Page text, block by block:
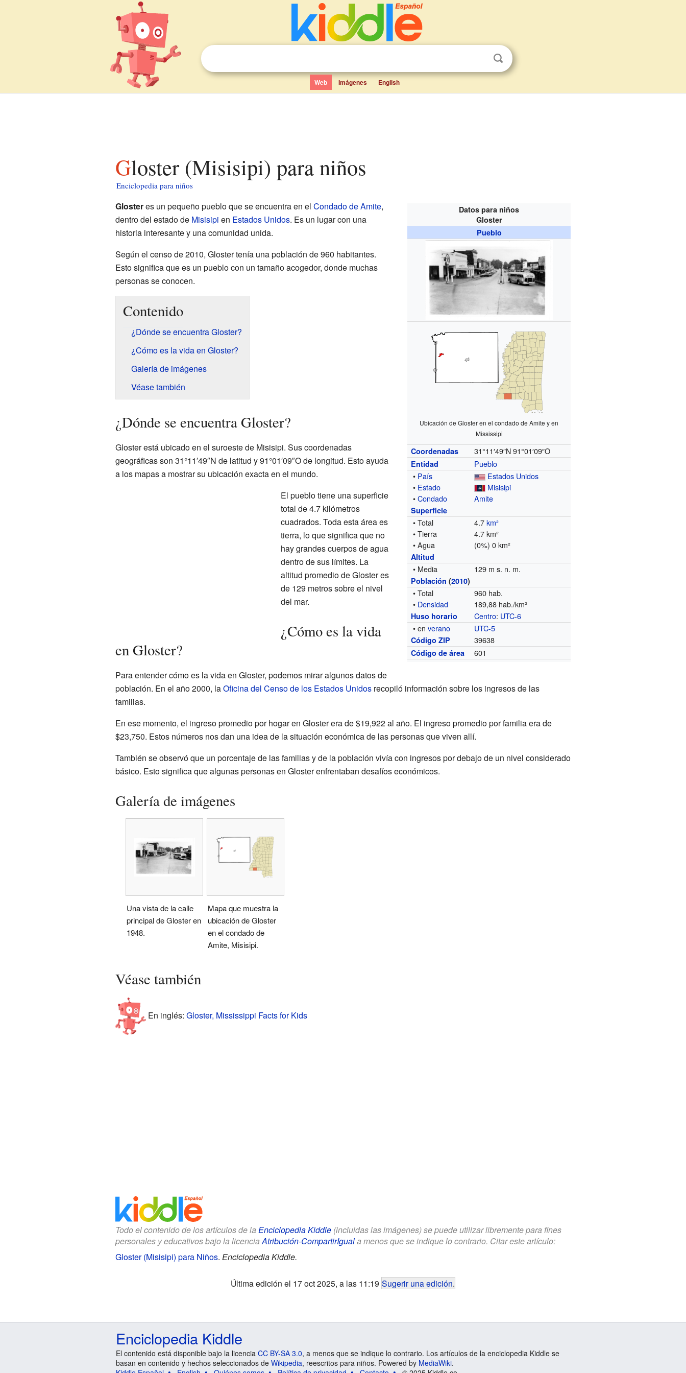
Web Imágenes English
Gloster (Misisipi) para niños
Enciclopedia para niños
Datos para niños
Gloster
Pueblo
Ubicación de Gloster en el condado de Amite y en
Mississipi
Coordenadas 31°11′49″N 91°01′09″O
Entidad
Pueblo
• País
Estados Unidos
• Estado
Misisipi
•Condado Amite
Superficie
• Total 4.7km²
• Tierra
4.7 km²
• Agua
(0%) 0 km²
Altitud
• Media 129 m s. n. m.
Población (2010)
• Total
960 hab.
• Densidad 189,88 hab./km²
Huso horario Centro: UTC-6
• enverano UTC-5
Código ZIP 39638
Código de área 601
Glosteres un pequeño pueblo que se encuentra en el Condado de Amite,
dentro del estado de Misisipi en Estados Unidos. Es un lugar con una
historia interesante y una comunidad unida.
Según el censo de 2010, Gloster tenía una población de 960 habitantes.
Esto significa que es un pueblo con un tamaño acogedor, donde muchas
personas se conocen.
Contenido
¿Dónde se encuentra Gloster?
¿Cómo es la vida en Gloster?
Galería de imágenes
Véase también
¿Dónde se encuentra Gloster?
Gloster está ubicado en el suroeste de Misisipi. Sus coordenadas
geográficas son 31°11′49″N de latitud y 91°01′09″O de longitud. Esto ayuda
a los mapas a mostrar su ubicación exacta en el mundo.
El pueblo tiene una superficie
total de 4.7 kilómetros
cuadrados. Toda esta área es
tierra, lo que significa que no
hay grandes cuerpos de agua
dentro de sus límites. La
altitud promedio de Gloster es
de 129 metros sobre el nivel
del mar.
¿Cómo es la vida
en Gloster?
Para entender cómo es la vida en Gloster, podemos mirar algunos datos de
población. En el año 2000, laOficina del Censo de los Estados Unidosrecopiló información sobre los ingresos de las
familias.
En ese momento, el ingreso promedio por hogar en Gloster era de $19,922 al año. El ingreso promedio por familia era de
$23,750. Estos números nos dan una idea de la situación económica de las personas que viven allí.
También se observó que un porcentaje de las familias y de la población vivía con ingresos por debajo de un nivel considerado
básico. Esto significa que algunas personas en Gloster enfrentaban desafíos económicos.
Galería de imágenes
Una vista de la calle
principal de Gloster en
1948.
Mapa que muestra la
ubicación de Gloster
en el condado de
Amite, Misisipi.
Véase también
En inglés: Gloster, Mississippi Facts for Kids
Todo el contenido de los artículos de la Enciclopedia Kiddle(incluidas las imágenes) se puede utilizar libremente para fines
personales y educativos bajo la licencia Atribución-CompartirIguala menos que se indique lo contrario. Citar este artículo:
Gloster (Misisipi) para Niños. Enciclopedia Kiddle.
Última edición el 17 oct 2025, a las 11:19 Sugerir una edición.
Enciclopedia Kiddle
El contenido está disponible bajo la licencia CC BY-SA 3.0, a menos que se indique lo contrario. Los artículos de la enciclopedia Kiddle se
basan en contenido y hechos seleccionados de Wikipedia, reescritos para niños. Powered by MediaWiki.